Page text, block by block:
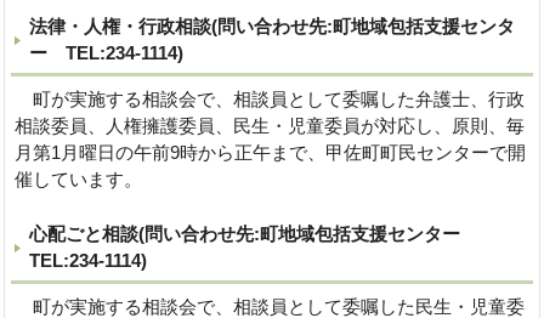
法律・人権・行政相談(問い合わせ先:町地域包括支援センタ
ー TEL:234-1114)
町が実施する相談会で、相談員として委嘱した弁護士、行政
相談委員、人権擁護委員、民生・児童委員が対応し、原則、毎
月第1月曜日の午前9時から正午まで、甲佐町町民センターで開
催しています。
心配ごと相談(問い合わせ先:町地域包括支援センター
TEL:234-1114)
町が実施する相談会で、相談員として委嘱した民生・児童委